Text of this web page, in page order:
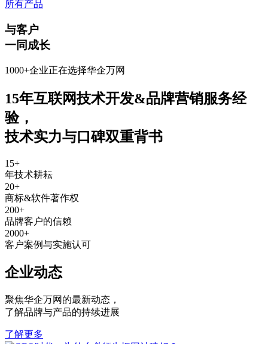
所有产品
与客户
一同成长
1000+企业正在选择华企万网
15年互联网技术开发&品牌营销服务经
验，
技术实力与口碑双重背书
15+
年技术耕耘
20+
商标&软件著作权
200+
品牌客户的信赖
2000+
客户案例与实施认可
企业动态
聚焦华企万网的最新动态 ，
了解品牌与产品的持续进展
了解更多